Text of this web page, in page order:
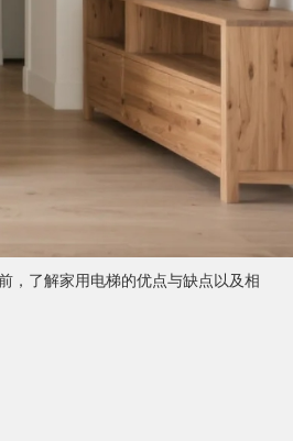
，了解家用电梯的优点与缺点以及相